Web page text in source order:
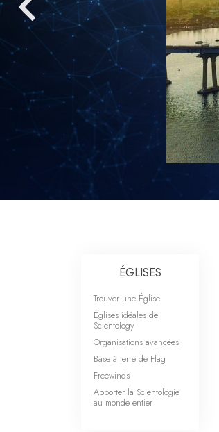
ÉGLISES
Trouver une Église
Églises idéales de
Scientology
Organisations avancées
Base à terre de Flag
Freewinds
Apporter la Scientologie
au monde entier